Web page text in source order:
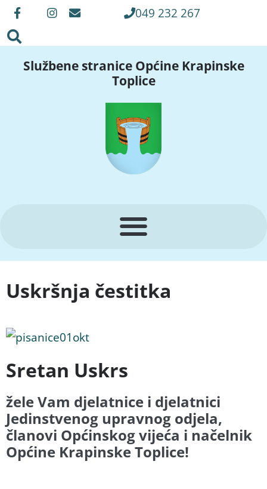
049 232 267
Službene stranice Općine Krapinske
Toplice
Uskršnja čestitka
Sretan Uskrs
žele Vam djelatnice i djelatnici
Jedinstvenog upravnog odjela,
članovi Općinskog vijeća i načelnik
Općine Krapinske Toplice!